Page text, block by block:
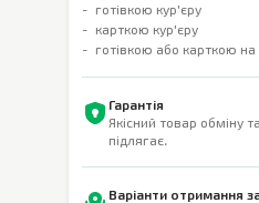
готівкою кур'єру
карткою кур'єру
готівкою або карткою на
Гарантія
Якісний товар обміну
підлягає.
Варіанти отримання